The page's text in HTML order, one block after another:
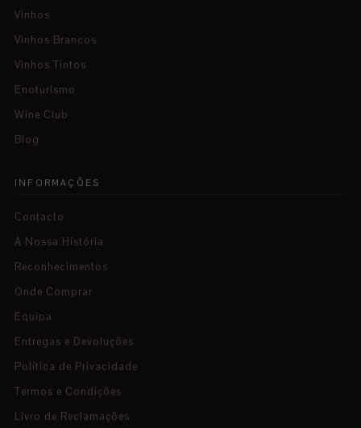
Vinhos
Vinhos Brancos
Vinhos Tintos
Enoturismo
Wine Club
Blog
INFORMAÇÕES
Contacto
A Nossa História
Reconhecimentos
Onde Comprar
Equipa
Entregas e Devoluções
Política de Privacidade
Termos e Condições
Livro de Reclamações